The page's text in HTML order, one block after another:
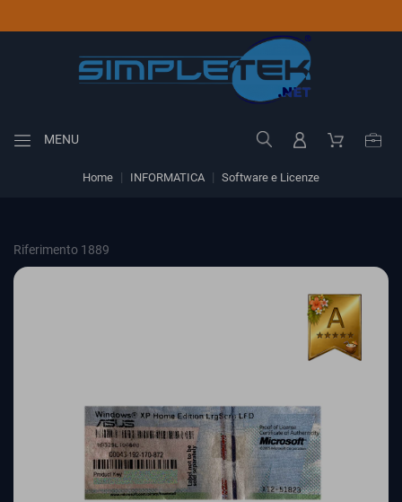
MENU
Home INFORMATICA Software e Licenze
Riferimento 1889